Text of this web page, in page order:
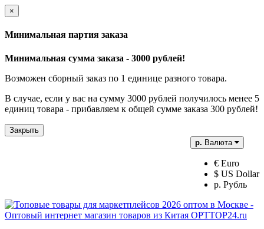
×
Минимальная партия заказа
Минимальная сумма заказа - 3000 рублей!
Возможен сборный заказ по 1 единице разного товара.
В случае, если у вас на сумму 3000 рублей получилось менее 5
единиц товара - прибавляем к общей сумме заказа 300 рублей!
Закрыть
р. Валюта
€ Euro
$ US Dollar
р. Рубль